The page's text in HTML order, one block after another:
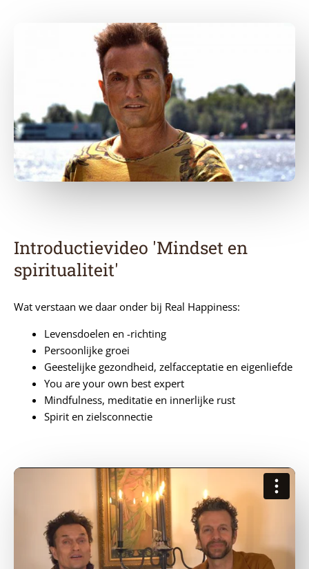
Introductievideo 'Mindset en
spiritualiteit'
Wat verstaan we daar onder bij Real Happiness:
Levensdoelen en -richting
Persoonlijke groei
Geestelijke gezondheid, zelfacceptatie en eigenliefde
You are your own best expert
Mindfulness, meditatie en innerlijke rust
Spirit en zielsconnectie